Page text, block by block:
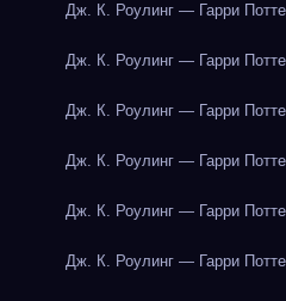
Дж. К. Роулинг — Гарри
Дж. К. Роулинг — Гарри
Дж. К. Роулинг — Гарри
Дж. К. Роулинг — Гарри
Дж. К. Роулинг — Гарри
Дж. К. Роулинг — Гарри